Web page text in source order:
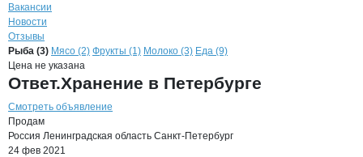
Вакансии
Новости
Отзывы
ПродукцияКОМПАНИЯ ХОМА, ООО
Навигация по продуктамкомпании
Рыба (3) Мясо (2) Фрукты (1) Молоко (3) Еда (9)
Цена не указана
Ответ.Хранение в Петербурге
Смотреть объявление
Продам
Россия Ленинградская область Санкт-Петербург
24 фев 2021